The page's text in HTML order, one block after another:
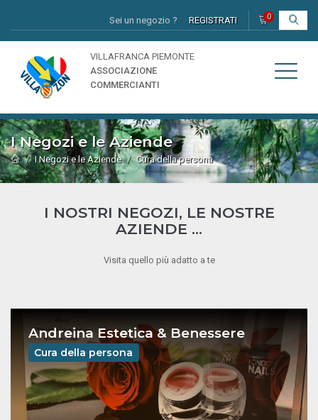
Sei un negozio ? REGISTRATI 0
VILLAFRANCA PIEMONTE
ASSOCIAZIONE
COMMERCIANTI
I Negozi e le Aziende
I Negozi e le Aziende Cura della persona
I NOSTRI NEGOZI, LE NOSTRE
AZIENDE ...
Visita quello più adatto a te
Andreina Estetica & Benessere
Cura della persona